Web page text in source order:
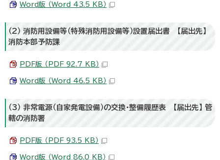
Word版 （Word 43.5 KB）
（2） 消防用設備等（特殊消防用設備等）設置届出書 【届出先】
消防本部予防課
PDF版 （PDF 92.7 KB）
Word版 （Word 46.5 KB）
（3） 非常電源（自家発電設備）の交換・整備履歴表 【届出先】 管
轄の消防署
PDF版 （PDF 93.5 KB）
Word版 （Word 86.0 KB）